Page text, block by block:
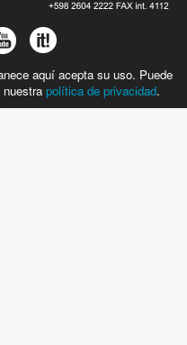
aquí acepta su uso. Puede
política de privacidad.